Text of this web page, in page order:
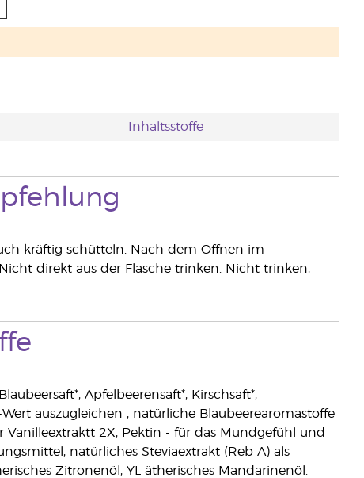
Inhaltsstoffe
kräftig schütteln. Nach dem Öffnen im
direkt aus der Flasche trinken. Nicht trinken,
Apfelbeerensaft*, Kirschsaft*,
auszugleichen , natürliche Blaubeerearomastoffe
Vanilleextraktt 2X, Pektin - für das Mundgefühl und
natürliches Steviaextrakt (Reb A) als
Zitronenöl, YL ätherisches Mandarinenöl.